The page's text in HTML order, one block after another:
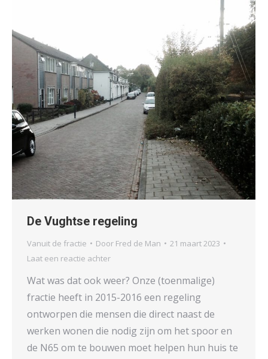
De Vughtse regeling
Vanuit de fractie Door Fred de Man
21 maart 2023
Laat een reactie achter
Wat was dat ook weer? Onze (toenmalige)
fractie heeft in 2015-2016 een regeling
ontworpen die mensen die direct naast de
werken wonen die nodig zijn om het spoor en
de N65 om te bouwen moet helpen hun huis te